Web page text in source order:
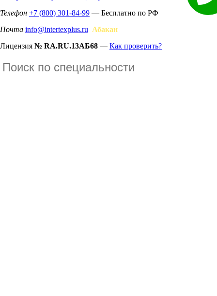
Телефон +7 (800) 301-84-99 — Бесплатно по РФ
Почта info@intertexplus.ru Абакан
Лицензия № RA.RU.13АБ68 — Как проверить?